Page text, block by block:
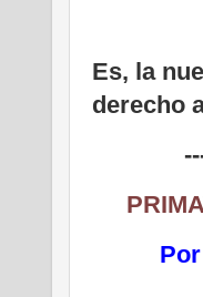
Es, la
derecho